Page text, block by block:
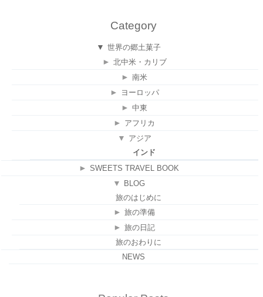
Category
▼ 世界の郷土菓子
► 北中米・カリブ
► 南米
► ヨーロッパ
► 中東
► アフリカ
▼ アジア
インド
► SWEETS TRAVEL BOOK
▼
BLOG
旅のはじめに
► 旅の準備
► 旅の日記
旅のおわりに
NEWS